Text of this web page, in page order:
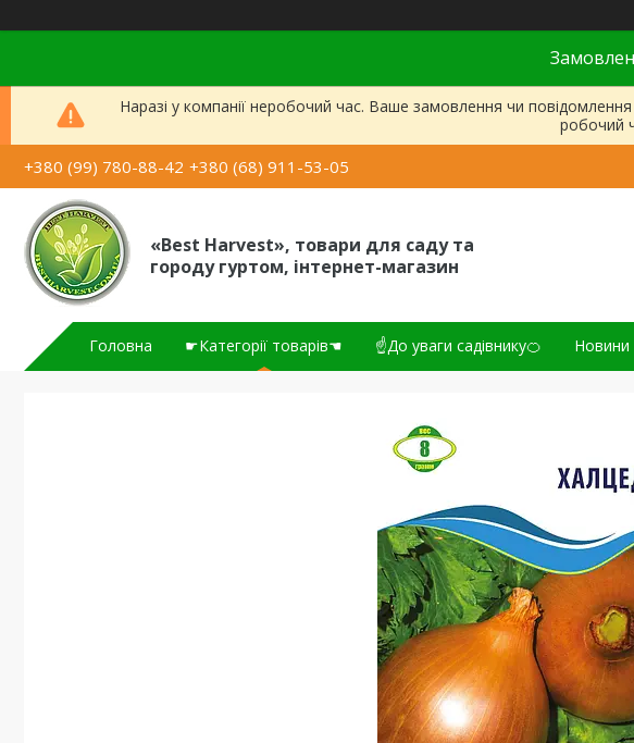
Наразі у компанії неробочий час. Ваше замовлення чи
робочий
+380 (99) 780-88-42 +380 (68) 911-53-05
«Best Harvest», товари для саду та
городу гуртом, інтернет-магазин
Головна ☛Категорії товарів☚ ☝До уваги садівнику🍊 Новини